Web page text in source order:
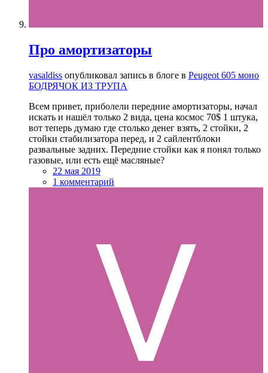
Про амортизаторы
vasaldiss опубликовал запись в блоге в Peugeot 605 моно
БОДРЯЧОК ИЗ ТРУПА
Всем привет, приболели передние амортизаторы, начал
искать и нашёл только 2 вида, цена космос 70$ 1 штука,
вот теперь думаю где столько денег взять, 2 стойки, 2
стойки стабилизатора перед, и 2 сайлентблоки
развальные задних. Передние стойки как я понял только
газовые, или есть ещё масляные?
22 мая 2019
1 комментарий